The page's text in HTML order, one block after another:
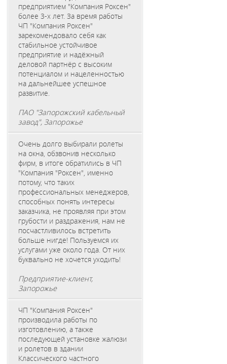
предприятием "Компания Роксен"
более 3-х лет. За время работы
ЧП "Компания Роксен"
зарекомендовало себя как
стабильное устойчивое
предприятие и надёжный
деловой партнёр с высоким
потенциалом и нацеленностью
на дальнейшее успешное
развитие.
ПАО "Запорожский кабельный
завод", Запорожье
Очень долго выбирали ролеты
на окна, обзвонив несколько
фирм, в итоге обратились в ЧП
"Компания "Роксен", именно
потому, что таких
профессиональных менеджеров,
способных понять интересы
заказчика, не проявляя при этом
грубости и раздражения, нам не
посчастливилось встретить
больше нигде! Пользуемся их
услугами уже около года. От них
буквально не хочется уходить!
Предприятие-клиент,
Запорожье
ЧП "Компания Роксен"
производила работы по
изготовлению, а также
последующей установке жалюзи
и ролетов в здании
Классического частного